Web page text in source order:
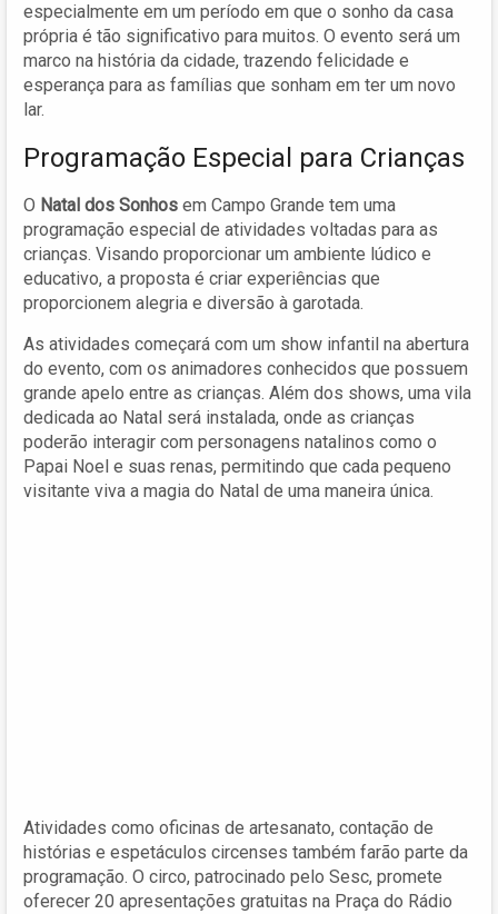
especialmente em um período em que o sonho da casa
própria é tão significativo para muitos. O evento será um
marco na história da cidade, trazendo felicidade e
esperança para as famílias que sonham em ter um novo
lar.
Programação Especial para Crianças
O Natal dos Sonhos em Campo Grande tem uma
programação especial de atividades voltadas para as
crianças. Visando proporcionar um ambiente lúdico e
educativo, a proposta é criar experiências que
proporcionem alegria e diversão à garotada.
As atividades começará com um show infantil na abertura
do evento, com os animadores conhecidos que possuem
grande apelo entre as crianças. Além dos shows, uma vila
dedicada ao Natal será instalada, onde as crianças
poderão interagir com personagens natalinos como o
Papai Noel e suas renas, permitindo que cada pequeno
visitante viva a magia do Natal de uma maneira única.
Atividades como oficinas de artesanato, contação de
histórias e espetáculos circenses também farão parte da
programação. O circo, patrocinado pelo Sesc, promete
oferecer 20 apresentações gratuitas na Praça do Rádio